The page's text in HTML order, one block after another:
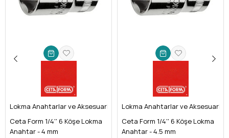
barları ve diğer lokma anahtarları ile sorunsuz bir şekilde
kullanılabilir. Bu da takım setinize esneklik ve değer
bakımına, mobilya montajından elektronik cihaz
onarımına kadar geniş bir yelpazede, profesyonel
ve demontaj işlemleri artık daha hızlı, güvenilir ve yorucu
olmaktan çıkar.
Zaman ve Emek Tasarrufu:Doğru ve sağlam bir
bağlantı elemanı sayesinde, işlerinizde harcayacağınız
zamanı ve eforu önemli ölçüde azaltır. İşlem hatalarını
Lokma Anahtarlar ve Aksesuarları
Ceta Form 1/4'' 6 Köşe Lokma
Anahtar - 4 mm
Lokma Anahtarlar ve Aksesuarları
Ceta Form 1/4'' 6 Köşe Lokma
Anahtar - 4.5 mm